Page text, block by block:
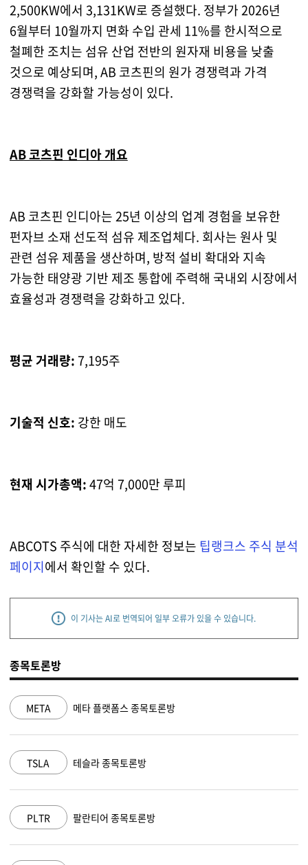
2,500KW에서 3,131KW로 증설했다. 정부가 2026년
6월부터 10월까지 면화 수입 관세 11%를 한시적으로
철폐한 조치는 섬유 산업 전반의 원자재 비용을 낮출
것으로 예상되며, AB 코츠핀의 원가 경쟁력과 가격
경쟁력을 강화할 가능성이 있다.
AB 코츠핀 인디아 개요
AB 코츠핀 인디아는 25년 이상의 업계 경험을 보유한
펀자브 소재 선도적 섬유 제조업체다. 회사는 원사 및
관련 섬유 제품을 생산하며, 방적 설비 확대와 지속
가능한 태양광 기반 제조 통합에 주력해 국내외 시장에서
효율성과 경쟁력을 강화하고 있다.
평균 거래량:7,195주
기술적 신호: 강한 매도
현재 시가총액:47억 7,000만 루피
ABCOTS 주식에 대한 자세한 정보는 팁랭크스 주식 분석
페이지에서 확인할 수 있다.
이 기사는 AI로 번역되어 일부 오류가 있을 수 있습니다.
종목토론방
NVDA 엔비디아 종목토론방
MSFT
AAPL 애플 종목토론방